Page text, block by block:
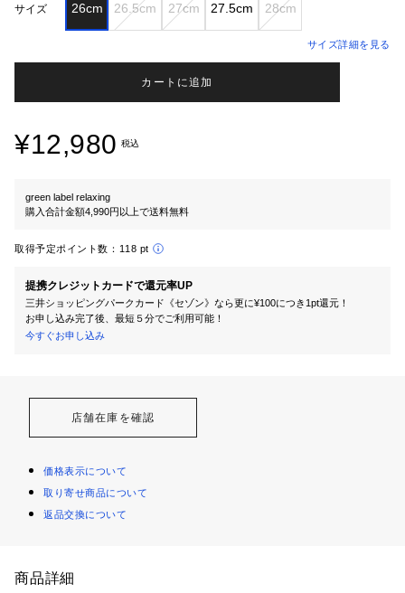
サイズ 26cm 26.5cm 27cm 27.5cm 28cm
サイズ詳細を見る
カートに追加
¥12,980 税込
green label relaxing
購入合計金額4,990円以上で送料無料
取得予定ポイント数： 118 pt
提携クレジットカードで還元率UP
三井ショッピングパークカード《セゾン》なら更に¥100につき1pt還元！
お申し込み完了後、最短５分でご利用可能！
今すぐお申し込み
店舗在庫を確認
価格表示について
取り寄せ商品について
返品交換について
商品詳細